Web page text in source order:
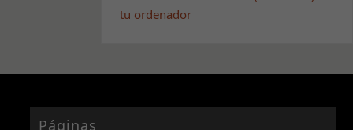
tu ordenador
Páginas